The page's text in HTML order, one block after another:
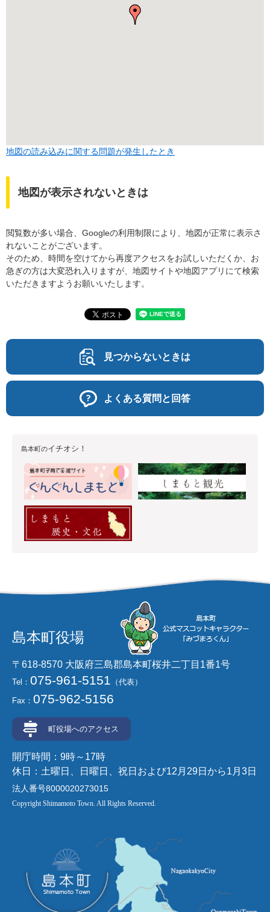
地図の読み込みに関する問題が発生したとき
地図が表示されないときは
閲覧数が多い場合、Googleの利用制限により、地図が正常に表示さ
れないことがございます。
そのため、時間を空けてから再度アクセスをお試しいただくか、お
急ぎの方は大変恐れ入りますが、地図サイトや地図アプリにて検索
いただきますようお願いいたします。
見つからないときは
よくある質問と回答
島本町のイチオシ！
島本町役場
〒618-8570 大阪府三島郡島本町桜井二丁目1番1号
Tel： 075-961-5151 （代表）
Fax： 075-962-5156
町役場へのアクセス
開庁時間：9時～17時
休日：土曜日、日曜日、祝日および12月29日から1月3日
法人番号8000020273015
Copyright Shimamoto Town. All Rights Reserved.